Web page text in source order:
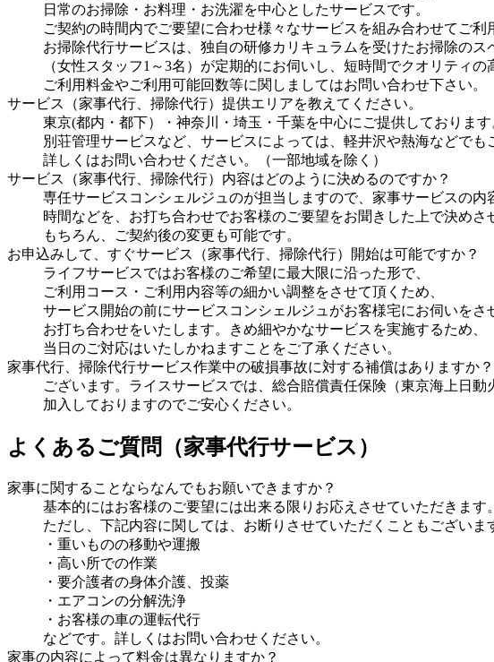
日常のお掃除・お料理・お洗濯を中心としたサービスです。
ご契約の時間内でご要望に合わせ様々なサービスを組み合わせてご利
お掃除代行サービスは、独自の研修カリキュラムを受けたお掃除のス
（女性スタッフ1～3名）が定期的にお伺いし、短時間でクオリティの
ご利用料金やご利用可能回数等に関しましてはお問い合わせ下さい。
サービス（家事代行、掃除代行）提供エリアを教えてください。
東京(都内・都下）・神奈川・埼玉・千葉を中心にご提供しております
別荘管理サービスなど、サービスによっては、軽井沢や熱海などでも
詳しくはお問い合わせください。（一部地域を除く）
サービス（家事代行、掃除代行）内容はどのように決めるのですか？
専任サービスコンシェルジュのが担当しますので、家事サービスの内
時間などを、お打ち合わせでお客様のご要望をお聞きした上で決めさ
もちろん、ご契約後の変更も可能です。
お申込みして、すぐサービス（家事代行、掃除代行）開始は可能ですか？
ライフサービスではお客様のご希望に最大限に沿った形で、
ご利用コース・ご利用内容等の細かい調整をさせて頂くため、
サービス開始の前にサービスコンシェルジュがお客様宅にお伺いをさ
お打ち合わせをいたします。きめ細やかなサービスを実施するため、
当日のご対応はいたしかねますことをご了承ください。
家事代行、掃除代行サービス作業中の破損事故に対する補償はありますか？
ございます。ライスサービスでは、総合賠償責任保険（東京海上日動
加入しておりますのでご安心ください。
よくあるご質問 （家事代行サービス）
家事に関することならなんでもお願いできますか？
基本的にはお客様のご要望には出来る限りお応えさせていただきます。
ただし、下記内容に関しては、お断りさせていただくこともございま
・重いものの移動や運搬
・高い所での作業
・要介護者の身体介護、投薬
・エアコンの分解洗浄
・お客様の車の運転代行
などです。詳しくはお問い合わせください。
家事の内容によって料金は異なりますか？